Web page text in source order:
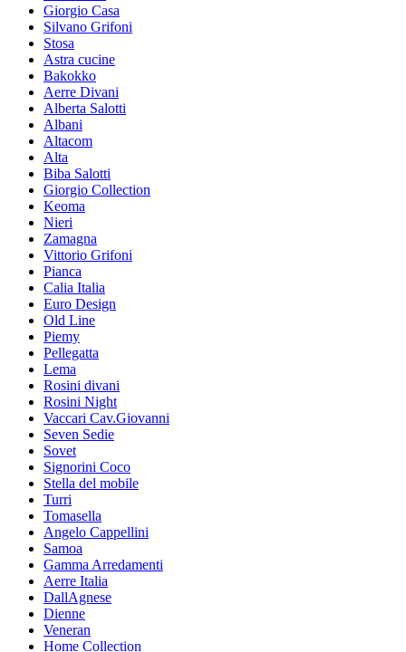
Giorgio Casa
Silvano Grifoni
Stosa
Astra cucine
Bakokko
Aerre Divani
Alberta Salotti
Albani
Altacom
Alta
Biba Salotti
Giorgio Collection
Keoma
Nieri
Zamagna
Vittorio Grifoni
Pianca
Calia Italia
Euro Design
Old Line
Piemy
Pellegatta
Lema
Rosini divani
Rosini Night
Vaccari Cav.Giovanni
Seven Sedie
Sovet
Signorini Coco
Stella del mobile
Turri
Tomasella
Angelo Cappellini
Samoa
Gamma Arredamenti
Aerre Italia
DallAgnese
Dienne
Veneran
Home Collection